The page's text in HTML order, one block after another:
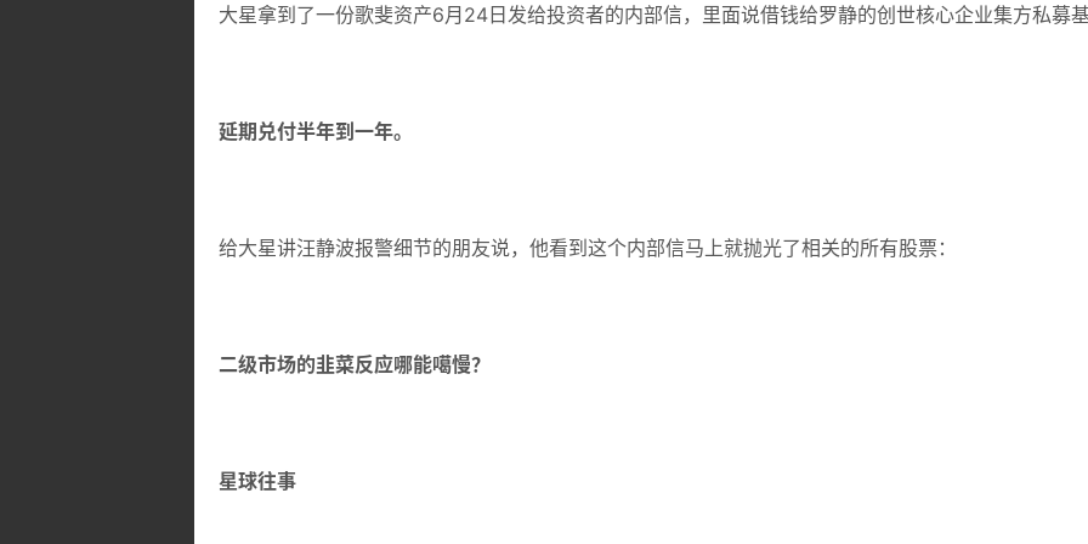
大星拿到了一份歌斐资产6月24日发给投资者的内部信，里面说借钱给罗静的创世核心企业集方私募基
延期兑付半年到一年。
给大星讲汪静波报警细节的朋友说，他看到这个内部信马上就抛光了相关的所有股票：
二级市场的韭菜反应哪能噶慢？
星球往事